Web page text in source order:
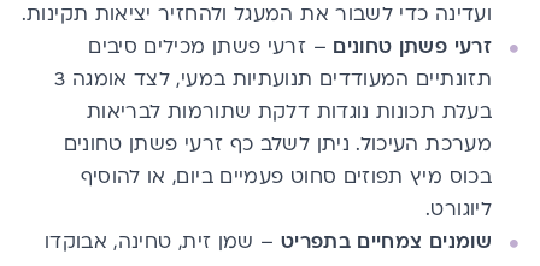
ועדינה כדי לשבור את המעגל ולהחזיר יציאות תקינות.
זרעי פשתן טחונים – זרעי פשתן מכילים סיבים
תזונתיים המעודדים תנועתיות במעי, לצד אומגה 3
בעלת תכונות נוגדות דלקת שתורמות לבריאות
מערכת העיכול. ניתן לשלב כף זרעי פשתן טחונים
בכוס מיץ תפוזים סחוט פעמיים ביום, או להוסיף
ליוגורט.
שומנים צמחיים בתפריט – שמן זית, טחינה, אבוקדו